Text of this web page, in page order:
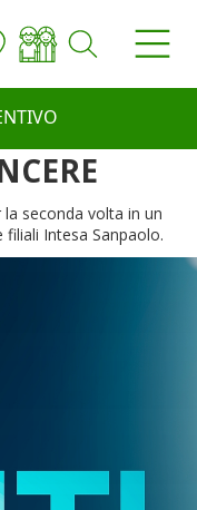
seconda volta in un
Intesa Sanpaolo.